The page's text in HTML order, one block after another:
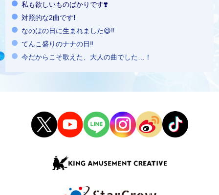
私も欲しいものばかりです❣️
対照的な2曲です❗️
なのはの日に生まれました😆‼️
てんこ盛りのナナの日‼️
今だからこそ歌えた、大人の曲でした…！